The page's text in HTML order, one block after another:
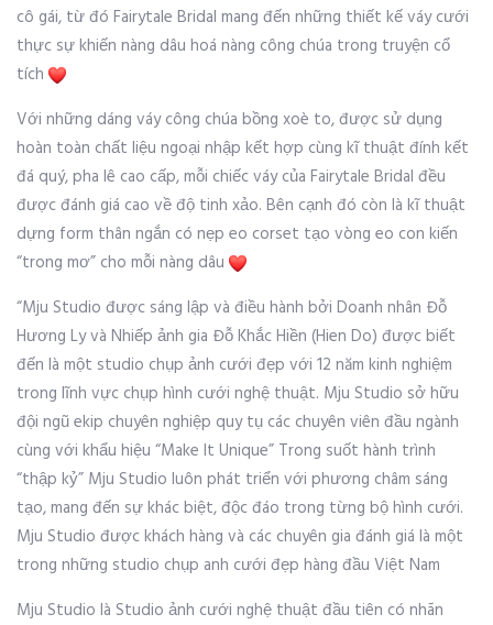
cô gái, từ đó Fairytale Bridal mang đến những thiết kế váy cưới
thực sự khiến nàng dâu hoá nàng công chúa trong truyện cổ
tích
Với những dáng váy công chúa bồng xoè to, được sử dụng
hoàn toàn chất liệu ngoại nhập kết hợp cùng kĩ thuật đính kết
đá quý, pha lê cao cấp, mỗi chiếc váy của Fairytale Bridal đều
được đánh giá cao về độ tinh xảo. Bên cạnh đó còn là kĩ thuật
dựng form thân ngắn có nẹp eo corset tạo vòng eo con kiến
“trong mơ” cho mỗi nàng dâu
“Mju Studio được sáng lập và điều hành bởi Doanh nhân Đỗ
Hương Ly và Nhiếp ảnh gia Đỗ Khắc Hiền (Hien Do) được biết
đến là một studio chụp ảnh cưới đẹp với 12 năm kinh nghiệm
trong lĩnh vực chụp hình cưới nghệ thuật. Mju Studio sở hữu
đội ngũ ekip chuyên nghiệp quy tụ các chuyên viên đầu ngành
cùng với khẩu hiệu “Make It Unique” Trong suốt hành trình
“thập kỷ” Mju Studio luôn phát triển với phương châm sáng
tạo, mang đến sự khác biệt, độc đáo trong từng bộ hình cưới.
Mju Studio được khách hàng và các chuyên gia đánh giá là một
trong những studio chụp anh cưới đẹp hàng đầu Việt Nam
Mju Studio là Studio ảnh cưới nghệ thuật đầu tiên có nhãn